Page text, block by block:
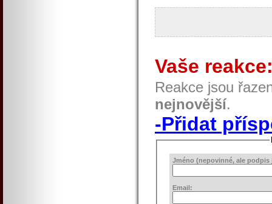
Vaše
Reakce jsou
nejnovější.
-Přidat
Jméno (nepovinné, ale podpis
Email: